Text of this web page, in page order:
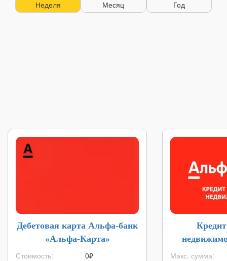
Неделя Месяц Год
Дебетовая карта Альфа-банк
«Альфа-Карта»
Стоимость:
0₽
Кредит
Макс. сумма: